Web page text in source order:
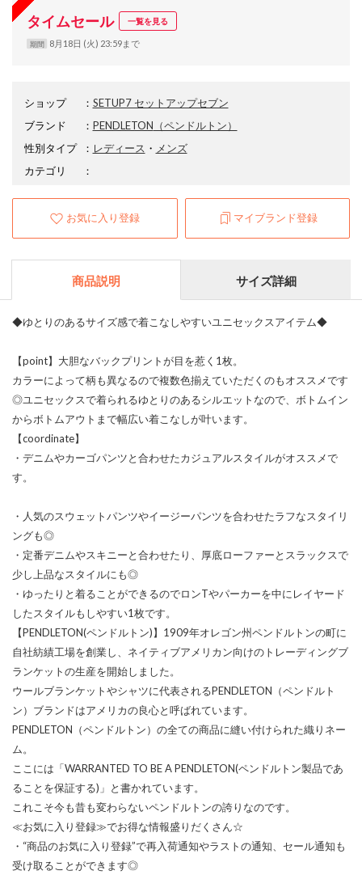
タイムセール 一覧を見る
期間 8月18日 (火) 23:59まで
ショップ ： SETUP7 セットアップセブン
ブランド
： PENDLETON （ペンドルトン）
性別タイプ
： レディース ・ メンズ
カテゴリ
：
お気に入り登録 マイブランド登録
商品説明 サイズ詳細
◆ゆとりのあるサイズ感で着こなしやすいユニセックスアイテム◆
【point】大胆なバックプリントが目を惹く1枚。
カラーによって柄も異なるので複数色揃えていただくのもオススメです
◎ユニセックスで着られるゆとりのあるシルエットなので、ボトムイン
からボトムアウトまで幅広い着こなしが叶います。
【coordinate】
・デニムやカーゴパンツと合わせたカジュアルスタイルがオススメで
す。
・人気のスウェットパンツやイージーパンツを合わせたラフなスタイリ
ングも◎
・定番デニムやスキニーと合わせたり、厚底ローファーとスラックスで
少し上品なスタイルにも◎
・ゆったりと着ることができるのでロンTやパーカーを中にレイヤード
したスタイルもしやすい1枚です。
【PENDLETON(ペンドルトン)】1909年オレゴン州ペンドルトンの町に
自社紡績工場を創業し、ネイティブアメリカン向けのトレーディングブ
ランケットの生産を開始しました。
ウールブランケットやシャツに代表されるPENDLETON（ペンドルト
ン）ブランドはアメリカの良心と呼ばれています。
PENDLETON（ペンドルトン）の全ての商品に縫い付けられた織りネー
ム。
ここには「WARRANTED TO BE A PENDLETON(ペンドルトン製品であ
ることを保証する)」と書かれています。
これこそ今も昔も変わらないペンドルトンの誇りなのです。
≪お気に入り登録≫でお得な情報盛りだくさん☆
・“商品のお気に入り登録”で再入荷通知やラストの通知、セール通知も
受け取ることができます◎